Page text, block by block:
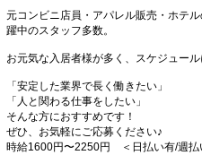
元コンビニ店員・アパレル販売・ホテ
躍中のスタッフ多数。
お元気な入居者様が多く、スケジュー
「安定した業界で長く働きたい」
「人と関わる仕事をしたい」
そんな方におすすめです！
ぜひ、お気軽にご応募ください♪
時給1600円〜2250円 ＜日払い有/週払